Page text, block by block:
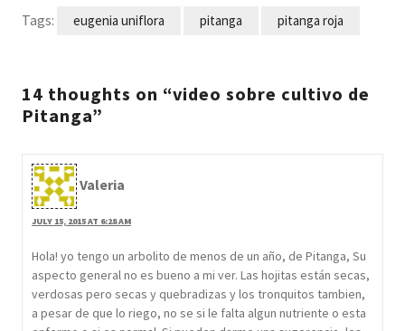
Tags: eugenia uniflora pitanga pitanga roja
14 thoughts on “video sobre cultivo de
Pitanga”
Valeria
JULY 15, 2015 AT 6:28 AM
Hola! yo tengo un arbolito de menos de un año, de Pitanga, Su
aspecto general no es bueno a mi ver. Las hojitas están secas,
verdosas pero secas y quebradizas y los tronquitos tambien,
a pesar de que lo riego, no se si le falta algun nutriente o esta